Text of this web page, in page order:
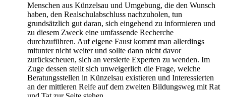
Menschen aus Künzelsau und Umgebung, die den Wunsch
haben, den Realschulabschluss nachzuholen, tun
grundsätzlich gut daran, sich eingehend zu informieren und
zu diesem Zweck eine umfassende Recherche
durchzuführen. Auf eigene Faust kommt man allerdings
mitunter nicht weiter und sollte dann nicht davor
zurückscheuen, sich an versierte Experten zu wenden. Im
Zuge dessen stellt sich unweigerlich die Frage, welche
Beratungsstellen in Künzelsau existieren und Interessierten
an der mittleren Reife auf dem zweiten Bildungsweg mit Rat